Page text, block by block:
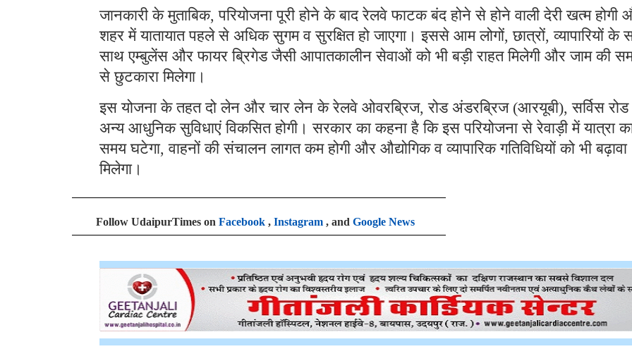
जानकारी के मुताबिक, परियोजना पूरी होने के बाद रेलवे फाटक बंद होने से होने वाली देरी खत्म होगी
शहर में यातायात पहले से अधिक सुगम व सुरक्षित हो जाएगा। इससे आम लोगों, छात्रों, व्यापारियों के
साथ एम्बुलेंस और फायर ब्रिगेड जैसी आपातकालीन सेवाओं को भी बड़ी राहत मिलेगी और जाम की
से छुटकारा मिलेगा।
इस योजना के तहत दो लेन और चार लेन के रेलवे ओवरब्रिज, रोड अंडरब्रिज (आरयूबी), सर्विस
अन्य आधुनिक सुविधाएं विकसित होगी। सरकार का कहना है कि इस परियोजना से रेवाड़ी में यात्रा
समय घटेगा, वाहनों की संचालन लागत कम होगी और औद्योगिक व व्यापारिक गतिविधियों को भी बढ़ावा
मिलेगा।
Follow UdaipurTimes on Facebook , Instagram , and Google News